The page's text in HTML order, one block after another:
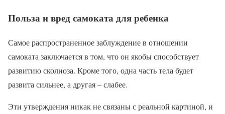
Польза и вред самоката для ребенка
Самое распространенное заблуждение в отношении
самоката заключается в том, что он якобы способствует
развитию сколиоза. Кроме того, одна часть тела будет
развита сильнее, а другая – слабее.
Эти утверждения никак не связаны с реальной картиной, и